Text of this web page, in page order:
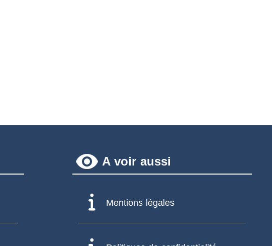
remove_red_eye A voir aussi
Mentions légales